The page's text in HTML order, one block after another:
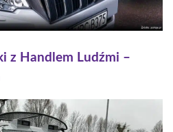
z Handlem Ludźmi –